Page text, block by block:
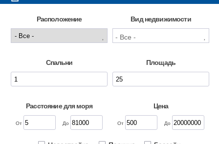
Расположение Вид недвижимости
Спальни Площадь
Расстояние для моря
От До
Цена
От До